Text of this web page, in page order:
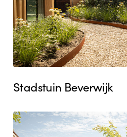
Stadstuin Beverwijk
Stadstuin
Castricum